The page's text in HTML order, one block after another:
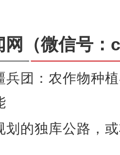
（微信号
兵团：农作物种
划的独库公路，
木舒克（东莞）文化